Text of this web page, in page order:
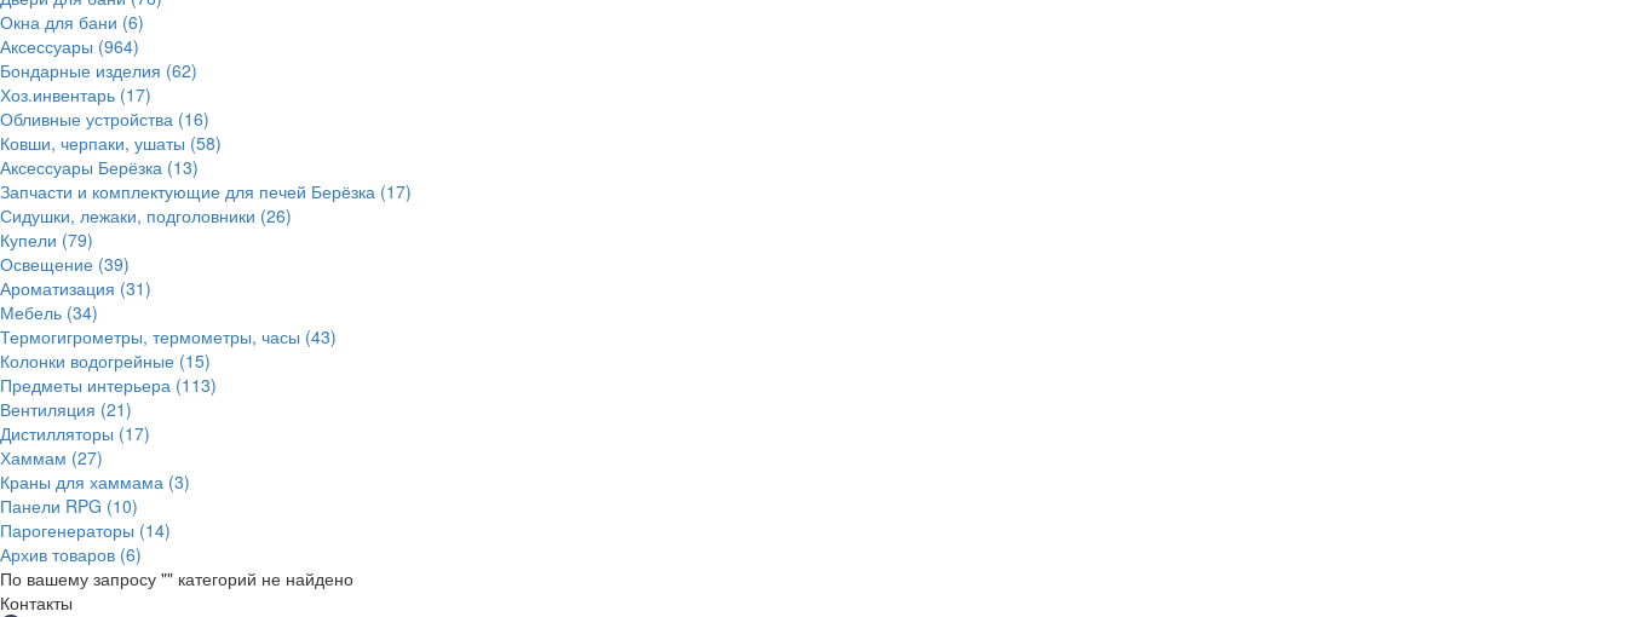
Окна для бани (6)
Аксессуары (964)
Бондарные изделия (62)
Хоз.инвентарь (17)
Обливные устройства (16)
Ковши, черпаки, ушаты (58)
Аксессуары Берёзка (13)
Запчасти и комплектующие для печей Берёзка (17)
Сидушки, лежаки, подголовники (26)
Купели (79)
Освещение (39)
Ароматизация (31)
Мебель (34)
Термогигрометры, термометры, часы (43)
Колонки водогрейные (15)
Предметы интерьера (113)
Вентиляция (21)
Дистилляторы (17)
Хаммам (27)
Краны для хаммама (3)
Панели RPG (10)
Парогенераторы (14)
Архив товаров (6)
По вашему запросу "" категорий не найдено
Контакты